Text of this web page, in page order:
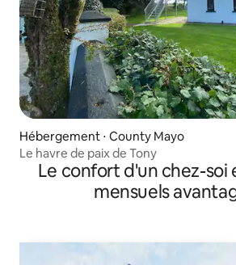
Hébergement ⋅ County Mayo
Le havre de paix de Tony
Le confort d'un chez-soi
mensuels